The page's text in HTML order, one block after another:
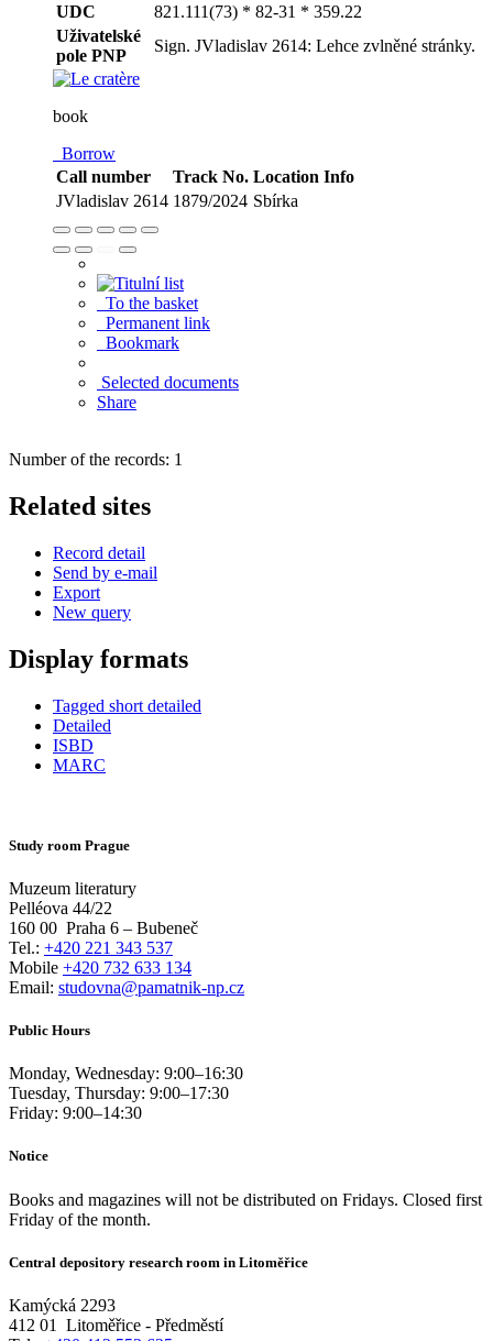
UDC
821.111(73) * 82-31 * 359.22
Uživatelské
pole PNP
Sign. JVladislav 2614: Lehce zvlněné stránky.
book
Borrow
Call number
Track No. Location Info
JVladislav 2614 1879/2024 Sbírka
To the basket
Permanent link
Bookmark
Selected documents
Share
Number of the records: 1
Related sites
Record detail
Send by e-mail
Export
New query
Display formats
Tagged short detailed
Detailed
ISBD
MARC
Study room Prague
Muzeum literatury
Pelléova 44/22
160 00 Praha 6 – Bubeneč
Tel.: +420 221 343 537
Mobile +420 732 633 134
Email: studovna@pamatnik-np.cz
Public Hours
Monday, Wednesday: 9:00–16:30
Tuesday, Thursday: 9:00–17:30
Friday: 9:00–14:30
Notice
Books and magazines will not be distributed on Fridays. Closed first
Friday of the month.
Central depository research room in Litoměřice
Kamýcká 2293
412 01
Litoměřice - Předměstí